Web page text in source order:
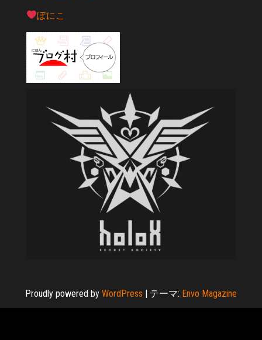
ぽにこ
Proudly powered by WordPress テーマ: Envo Magazine